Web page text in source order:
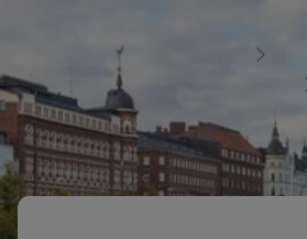
Tutustu POP Pankkiin
Usein kysytyt kysymykset